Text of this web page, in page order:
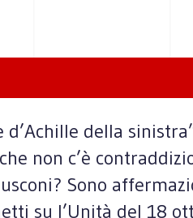
della
non c’è
Sono
su l’Unità del 18